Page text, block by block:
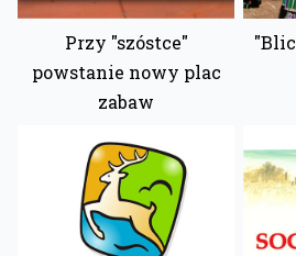
Przy "szóstce"
powstanie nowy plac
zabaw